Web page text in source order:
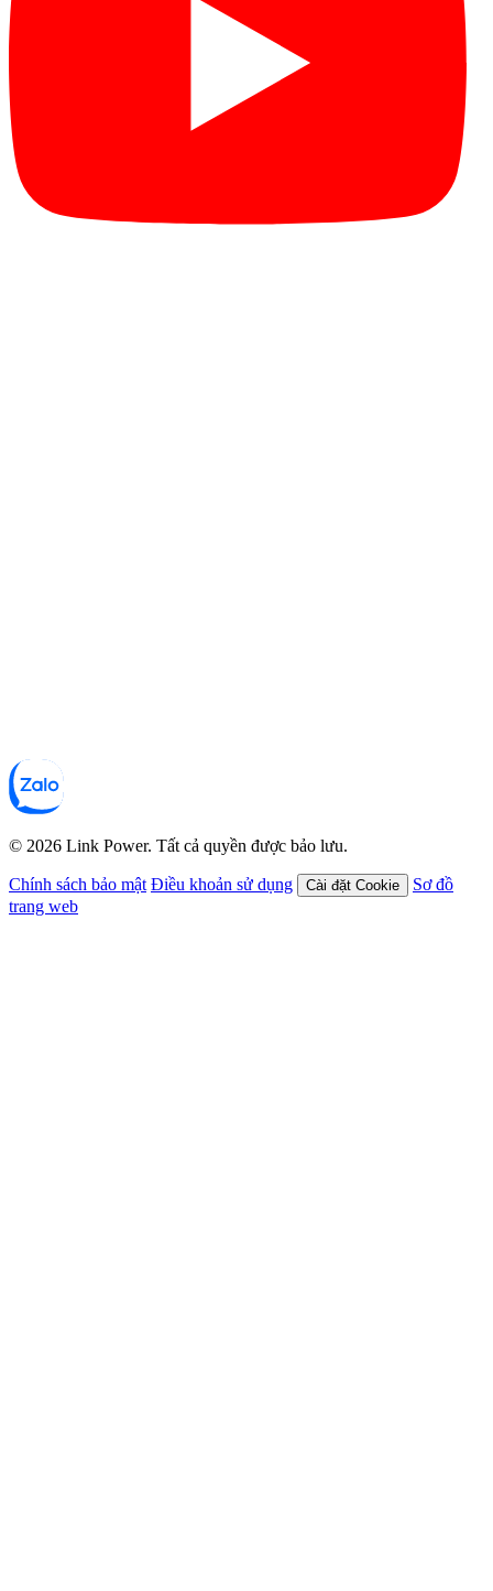
© 2026 Link Power. Tất cả quyền được bảo lưu.
Chính sách bảo mật Điều khoản sử dụng Cài đặt Cookie
Sơ đồ
trang web